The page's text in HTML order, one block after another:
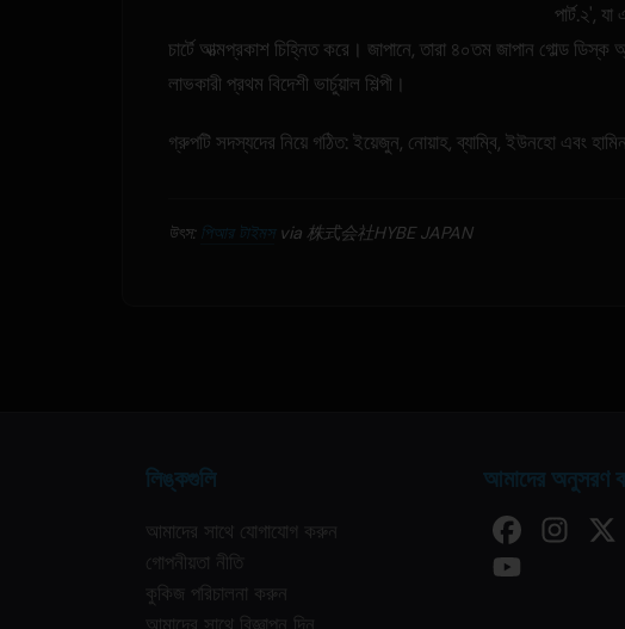
পার্ট.২',
চার্টে আত্মপ্রকাশ চিহ্নিত করে। জাপানে, তারা ৪০তম জাপান গোল্ড ডিস্ক
লাভকারী প্রথম বিদেশী ভার্চুয়াল শিল্পী।
গ্রুপটি সদস্যদের নিয়ে গঠিত: ইয়েজুন, নোয়াহ, ব্যাম্বি, ইউনহো এবং
উৎস: পিআর টাইমসvia 株式会社HYBE JAPAN
লিঙ্কগুলি
আমাদের সাথে যোগাযোগ করুন
গোপনীয়তা নীতি
কুকিজ পরিচালনা করুন
আমাদের অনুসরণ